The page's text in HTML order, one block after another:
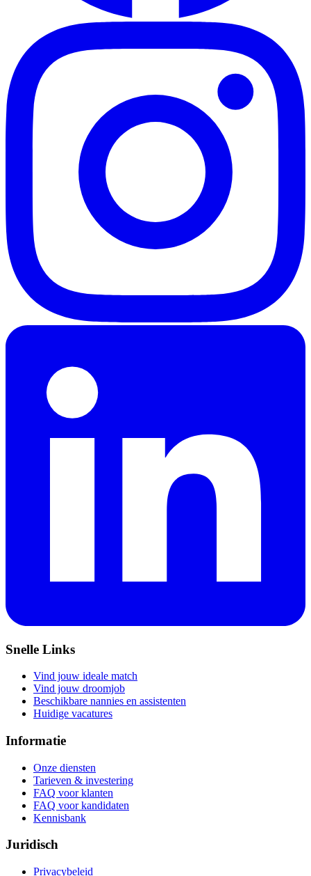
Snelle Links
Vind jouw ideale match
Vind jouw droomjob
Beschikbare nannies en assistenten
Huidige vacatures
Informatie
Onze diensten
Tarieven & investering
FAQ voor klanten
FAQ voor kandidaten
Kennisbank
Juridisch
Privacybeleid